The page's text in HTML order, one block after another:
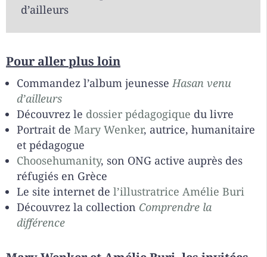
Pour aller plus loin
Commandez l’album jeunesseHasan venu
d’ailleurs
Découvrez le dossier pédagogique du livre
Portrait de Mary Wenker, autrice, humanitaire
et pédagogue
Choosehumanity, son ONG active auprès des
réfugiés en Grèce
Le site internet de l’illustratrice Amélie Buri
Découvrez la collection Comprendre la
différence